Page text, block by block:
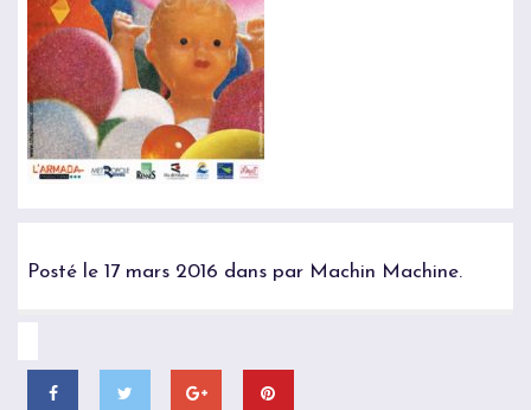
Posté le 17 mars 2016 dans par Machin Machine.